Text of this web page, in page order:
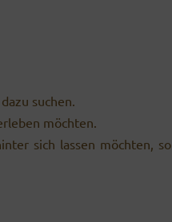
suchen.
möchten.
sich lassen möchten, so